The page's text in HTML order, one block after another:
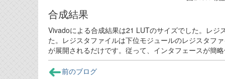
合成結果
Vivadoによる合成結果は21 LUTのサイズでした。レ
た。レジスタファイルは下位モジュールのレジスタフ
が展開されるだけです。従って、インタフェースが簡
前のブログ